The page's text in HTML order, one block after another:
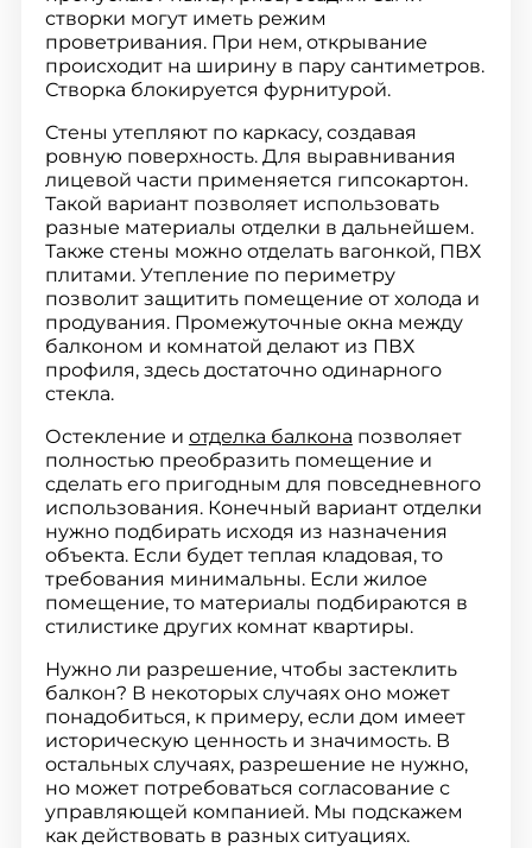
створки могут иметь режим
проветривания. При нем, открывание
происходит на ширину в пару сантиметров.
Створка блокируется фурнитурой.
Стены утепляют по каркасу, создавая
ровную поверхность. Для выравнивания
лицевой части применяется гипсокартон.
Такой вариант позволяет использовать
разные материалы отделки в дальнейшем.
Также стены можно отделать вагонкой, ПВХ
плитами. Утепление по периметру
позволит защитить помещение от холода и
продувания. Промежуточные окна между
балконом и комнатой делают из ПВХ
профиля, здесь достаточно одинарного
стекла.
Остекление и отделка балкона позволяет
полностью преобразить помещение и
сделать его пригодным для повседневного
использования. Конечный вариант отделки
нужно подбирать исходя из назначения
объекта. Если будет теплая кладовая, то
требования минимальны. Если жилое
помещение, то материалы подбираются в
стилистике других комнат квартиры.
Нужно ли разрешение, чтобы застеклить
балкон? В некоторых случаях оно может
понадобиться, к примеру, если дом имеет
историческую ценность и значимость. В
остальных случаях, разрешение не нужно,
но может потребоваться согласование с
управляющей компанией. Мы подскажем
как действовать в разных ситуациях.